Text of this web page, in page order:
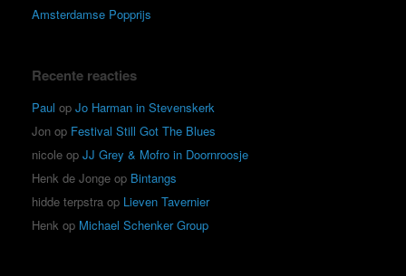
Amsterdamse Popprijs
Recente reacties
Paul op Jo Harman in Stevenskerk
Jon op Festival Still Got The Blues
nicole op JJ Grey & Mofro in Doornroosje
Henk de Jonge op Bintangs
hidde terpstra op Lieven Tavernier
Henk op Michael Schenker Group